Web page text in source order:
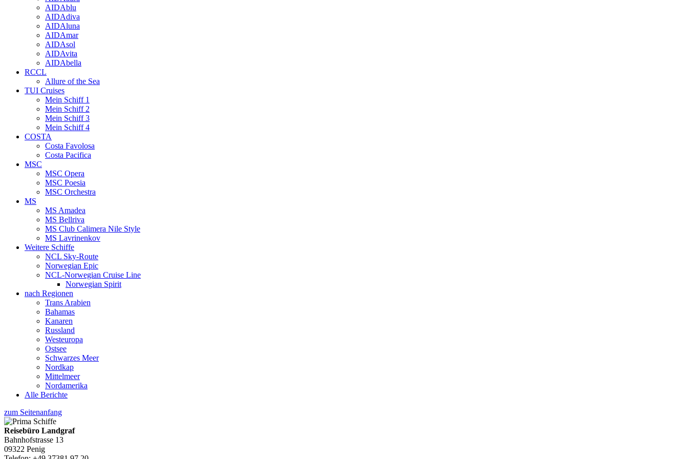
AIDAblu
AIDAdiva
AIDAluna
AIDAmar
AIDAsol
AIDAvita
AIDAbella
RCCL
Allure of the Sea
TUI Cruises
Mein Schiff 1
Mein Schiff 2
Mein Schiff 3
Mein Schiff 4
COSTA
Costa Favolosa
Costa Pacifica
MSC
MSC Opera
MSC Poesia
MSC Orchestra
MS
MS Amadea
MS Bellriva
MS Club Calimera Nile Style
MS Lavrinenkov
Weitere Schiffe
NCL Sky-Route
Norwegian Epic
NCL-Norwegian Cruise Line
Norwegian Spirit
nach Regionen
Trans Arabien
Bahamas
Kanaren
Russland
Westeuropa
Ostsee
Schwarzes Meer
Nordkap
Mittelmeer
Nordamerika
Alle Berichte
zum Seitenanfang
Reisebüro Landgraf
Bahnhofstrasse 13
09322 Penig